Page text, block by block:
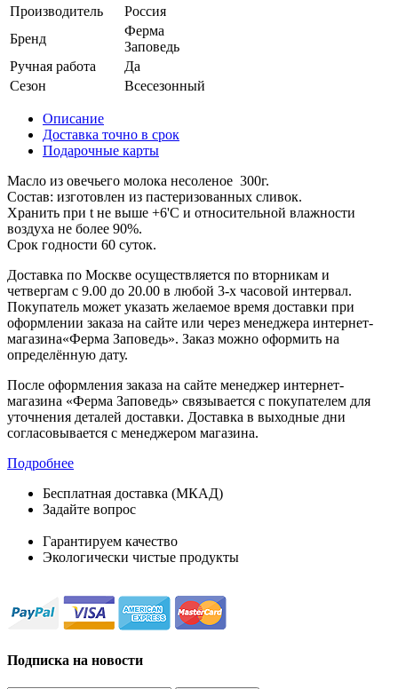
Производитель
Россия
Бренд
Ферма
Заповедь
Ручная работа
Да
Сезон
Всесезонный
Описание
Доставка точно в срок
Подарочные карты
Масло из овечьего молока несоленое 300г.
Состав: изготовлен из пастеризованных сливок.
Хранить при t не выше +6'C и относительной влажности
воздуха не более 90%.
Срок годности 60 суток.
Доставка по Москве осуществляется по вторникам и
четвергам с 9.00 до 20.00 в любой 3-х часовой интервал.
Покупатель может указать желаемое время доставки при
оформлении заказа на сайте или через менеджера интернет-
магазина«Ферма Заповедь». Заказ можно оформить на
определённую дату.
После оформления заказа на сайте менеджер интернет-
магазина «Ферма Заповедь» связывается с покупателем для
уточнения деталей доставки. Доставка в выходные дни
согласовывается с менеджером магазина.
Подробнее
Бесплатная доставка (МКАД)
Задайте вопрос
Гарантируем качество
Экологически чистые продукты
Подписка на новости